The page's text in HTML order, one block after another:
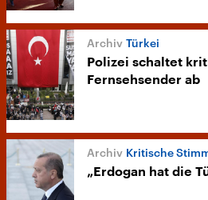
Türkei
Polizei schaltet
Fernsehsender ab
Kritische
„Erdogan hat die